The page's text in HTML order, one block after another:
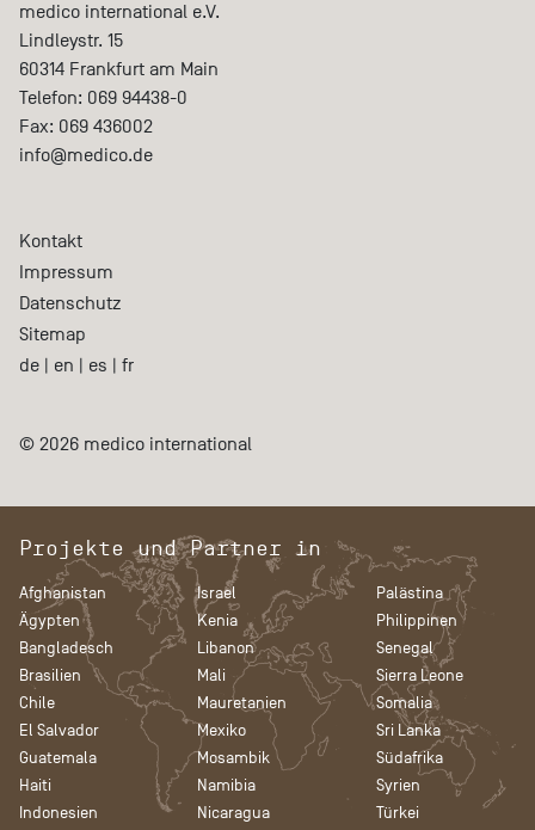
medico international e.V.
Lindleystr. 15
60314 Frankfurt am Main
Telefon: 069 94438-0
Fax: 069 436002
info@medico.de
Kontakt
Impressum
Datenschutz
Sitemap
de
en es fr
© 2026 medico international
Projekte und Partner in
Afghanistan
Ägypten
Bangladesch
Brasilien
Chile
El Salvador
Guatemala
Haiti
Indonesien
Israel
Kenia
Libanon
Mali
Mauretanien
Mexiko
Mosambik
Namibia
Nicaragua
Palästina
Philippinen
Senegal
Sierra Leone
Somalia
Sri Lanka
Südafrika
Syrien
Türkei